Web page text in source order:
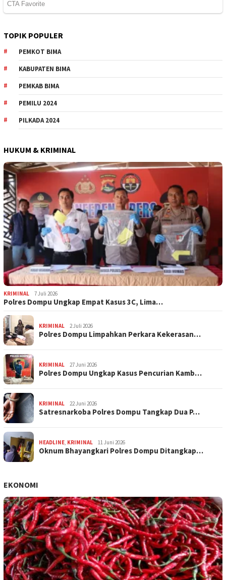
TOPIK POPULER
PEMKOT BIMA
KABUPATEN BIMA
PEMKAB BIMA
PEMILU 2024
PILKADA 2024
HUKUM & KRIMINAL
KRIMINAL 7 Juli 2026
Polres Dompu Ungkap Empat Kasus 3C, Lima…
KRIMINAL 2 Juli 2026
Polres Dompu Limpahkan Perkara Kekerasan…
KRIMINAL 27 Juni 2026
Polres Dompu Ungkap Kasus Pencurian Kamb…
KRIMINAL 22 Juni 2026
Satresnarkoba Polres Dompu Tangkap Dua P…
HEADLINE, KRIMINAL 11 Juni 2026
Oknum Bhayangkari Polres Dompu Ditangkap…
EKONOMI